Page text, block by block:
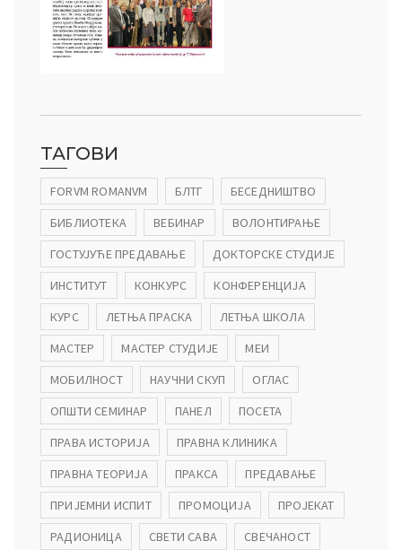
ТАГОВИ
FORVM ROMANVM БЛТГ
БЕСЕДНИШТВО
БИБЛИОТЕКА
ВЕБИНАР
ВОЛОНТИРАЊЕ
ГОСТУЈУЋЕ ПРЕДАВАЊЕ
ДОКТОРСКЕ СТУДИЈЕ
ИНСТИТУТ
КОНКУРС
КОНФЕРЕНЦИЈА
КУРС
ЛЕТЊА ПРАСКА
ЛЕТЊА ШКОЛА
МАСТЕР
МАСТЕР СТУДИЈЕ
МЕИ
МОБИЛНОСТ
НАУЧНИ СКУП
ОГЛАС
ОПШТИ СЕМИНАР
ПАНЕЛ
ПОСЕТА
ПРАВА ИСТОРИЈА
ПРАВНА КЛИНИКА
ПРАВНА ТЕОРИЈА
ПРАКСА
ПРЕДАВАЊЕ
ПРИЈЕМНИ ИСПИТ
ПРОМОЦИЈА
ПРОЈЕКАТ
РАДИОНИЦА
СВЕТИ САВА
СВЕЧАНОСТ